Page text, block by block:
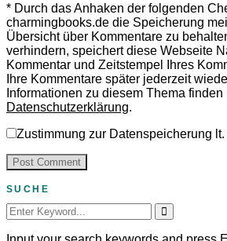
* Durch das Anhaken der folgenden
charmingbooks.de die Speicherung
Übersicht über Kommentare zu
verhindern, speichert diese Webseite
Kommentar und Zeitstempel Ihres
Ihre Kommentare später jederzeit
Informationen zu diesem Thema
Datenschutzerklärung.
Zustimmung zur Datenspeicherung
SUCHE
Search
for: